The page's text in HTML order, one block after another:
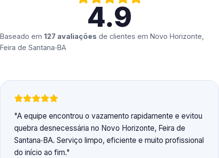
4.9
Baseado em 127 avaliações de clientes em Novo Horizonte,
Feira de Santana‑BA
A equipe encontrou o vazamento rapidamente e evitou
quebra desnecessária no Novo Horizonte, Feira de
Santana‑BA. Serviço limpo, eficiente e muito profissional
do início ao fim.